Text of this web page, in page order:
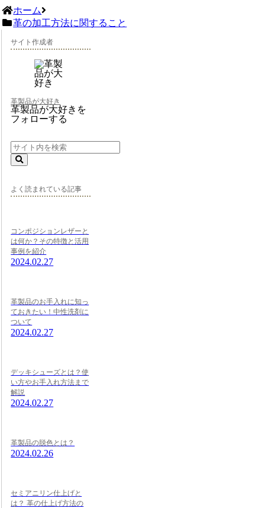
ホーム
革の加工方法に関すること
サイト作成者
革製品が大好き
革製品が大好きを
フォローする
よく読まれている記事
コンポジションレザーと
は何か？その特徴と活用
事例を紹介
2024.02.27
革製品のお手入れに知っ
ておきたい！中性洗剤に
ついて
2024.02.27
デッキシューズとは？使
い方やお手入れ方法まで
解説
2024.02.27
革製品の脱色とは？
2024.02.26
セミアニリン仕上げと
は？ 革の仕上げ方法の